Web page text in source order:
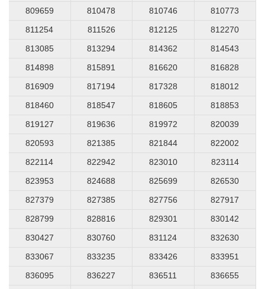
809659
810478 810746
810773
811254
811526 812125
812270
813085
813294 814362
814543
814898
815891 816620
816828
816909
817194 817328
818012
818460
818547 818605
818853
819127
819636 819972
820039
820593
821385 821844
822002
822114
822942 823010
823114
823953
824688 825699
826530
827379
827385 827756
827917
828799
828816 829301
830142
830427
830760 831124
832630
833067
833235 833426
833951
836095
836227 836511
836655